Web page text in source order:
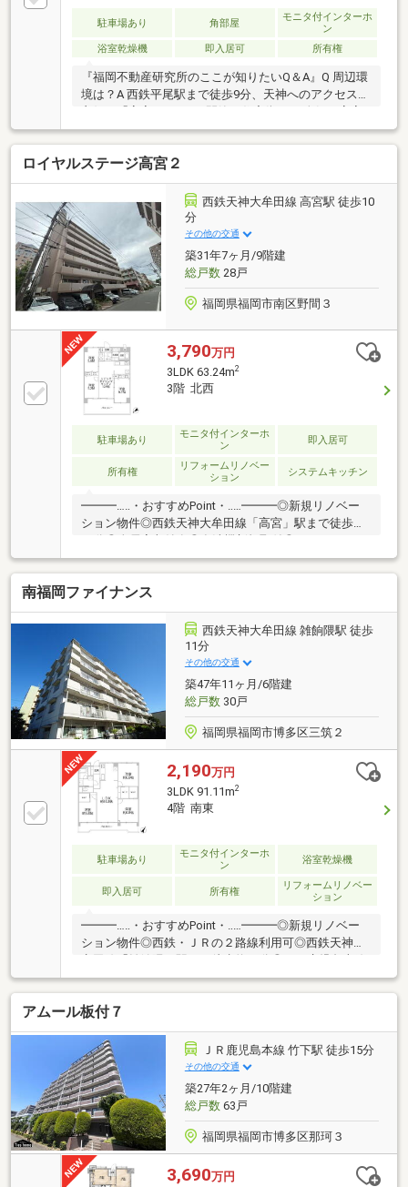
駐車場あり 角部屋
モニタ付インターホ
ン
浴室乾燥機
即入居可 所有権
『福岡不動産研究所のここが知りたいQ＆A』Q 周辺環
境は？A 西鉄平尾駅まで徒歩9分、天神へのアクセスも
小学校・高宮中学校 区で教育環境が整っており、周辺
には市崎公園や洗練されたショップも点在 利便性と落
ち着きを兼ね備えた、福岡市内でも屈指の人気エリア
ですQ 管理の状況は？A 野村不動産パートナーズによ
る日勤管理で、共用部は非常に綺麗に保たれています
修繕積立金も潤沢（約8 600万円）で、長期修繕計画に
基づいた管理体制は安心材料 オートロックや宅配ボッ
クスも完備され、セキュリティ面も万全です
ロイヤルステージ高宮２
西鉄天神大牟田線 高宮駅 徒歩10
分
その他の交通
築31年7ヶ月/9階建
総戸数28戸
福岡県福岡市南区野間３
3,790万円
3LDK 63.24m2
3階 北西
駐車場あり
モニタ付インターホ
ン
即入居可
所有権
リフォームリノベー
ション
システムキッチン
━━━…‥・おすすめPoint・‥…━━━◎新規リノベー
ション物件◎西鉄天神大牟田線「高宮」駅まで徒歩約
ンビニ・ドラッグストアなどが徒歩圏内にあり、周辺
環境充実◎ＪＰローソン福岡野間郵便局店 徒歩約2
分◎サニー野間店 徒歩約3分◎マツモトキヨシ野間
店 徒歩約8分◎福岡市立若久小学校 徒歩約13分◎
福岡市立野間中学校 徒歩約7分
南福岡ファイナンス
西鉄天神大牟田線 雑餉隈駅 徒歩
11分
その他の交通
築47年11ヶ月/6階建
総戸数30戸
福岡県福岡市博多区三筑２
2,190万円
3LDK 91.11m2
4階 南東
駐車場あり
モニタ付インターホ
ン
浴室乾燥機
即入居可 所有権
リフォームリノベー
ション
━━━…‥・おすすめPoint・‥…━━━◎新規リノベー
ション物件◎西鉄・ＪＲの２路線利用可◎西鉄天神大
「笹原」駅まで徒歩約13分◎南東向きにつき陽当たり
良好◎収納充実◎食洗機あり◎セブンイレブン博多三
筑２丁目店 徒歩約3分◎業務スーパー南福岡店 徒
歩約3分◎ディスカウントドラッグコスモス三筑店
徒歩約3分◎福岡市立三筑小学校 徒歩約3分◎福岡市
立三筑中学校 徒歩約4分※掲載画像の一部は、CGで加
工しております。また、家具・小物等は、販売商品
（価格）に含まれておらず、現地に置かれておりませ
ん。
アムール板付７
ＪＲ鹿児島本線 竹下駅 徒歩15分
その他の交通
築27年2ヶ月/10階建
総戸数63戸
福岡県福岡市博多区那珂３
3,690万円